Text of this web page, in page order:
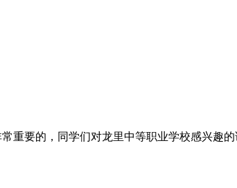
重要的，同学们对龙里中等职业学校感兴趣